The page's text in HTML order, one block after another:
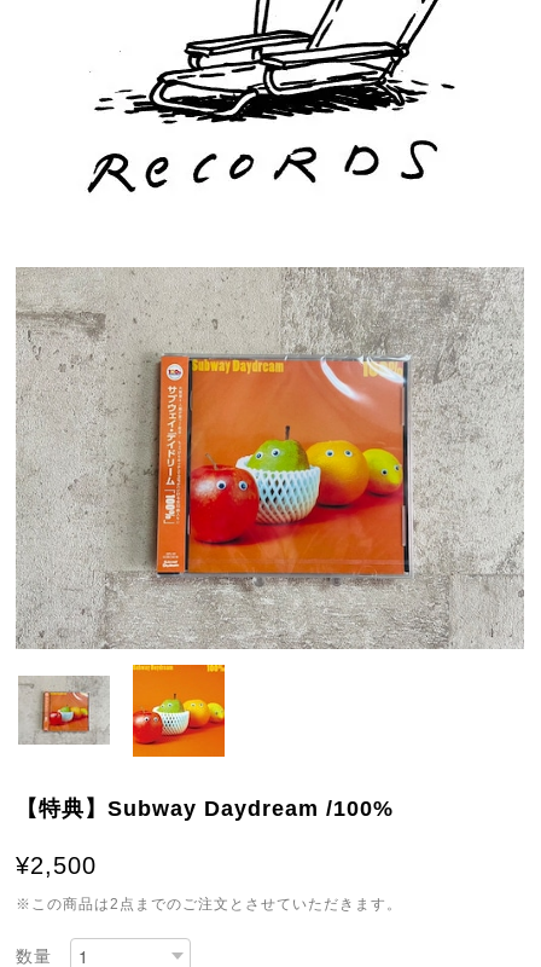
【特典】Subway Daydream /100%
¥2,500
※この商品は2点までのご注文とさせていただきます。
数量